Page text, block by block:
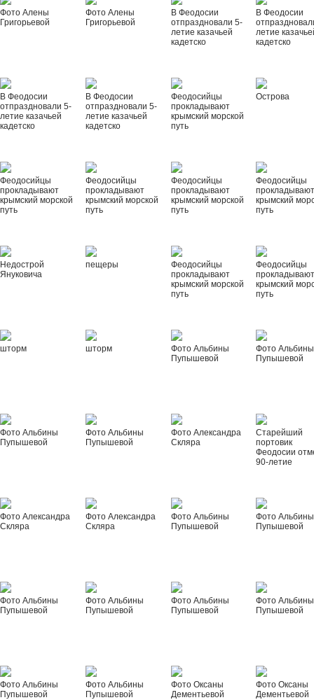
Фото Алены
Григорьевой
Фото Алены
Григорьевой
В Феодосии
отпраздновали 5-
летие казачьей
кадетско
В Феодосии
летие
кадетско
В Феодосии
отпраздновали 5-
летие казачьей
кадетско
В Феодосии
отпраздновали 5-
летие казачьей
кадетско
Феодосийцы
прокладывают
крымский морской
путь
Острова
Феодосийцы
прокладывают
крымский морской
путь
Феодосийцы
прокладывают
крымский морской
путь
Феодосийцы
прокладывают
крымский морской
путь
Феодосийцы
крымский
путь
Недострой
Януковича
пещеры
Феодосийцы
прокладывают
крымский морской
путь
Феодосийцы
крымский
путь
шторм шторм
Фото Альбины
Пупышевой
Фото Альбины
Пупышевой
Фото Альбины
Пупышевой
Фото Альбины
Пупышевой
Фото Александра
Скляра
Старейший
портовик
Феодосии
90-летие
Фото Александра
Скляра
Фото Александра
Скляра
Фото Альбины
Пупышевой
Фото Альбины
Пупышевой
Фото Альбины
Пупышевой
Фото Альбины
Пупышевой
Фото Альбины
Пупышевой
Фото Альбины
Пупышевой
Фото Альбины
Пупышевой
Фото Альбины
Пупышевой
Фото Оксаны
Дементьевой
Фото Оксаны
Дементьевой